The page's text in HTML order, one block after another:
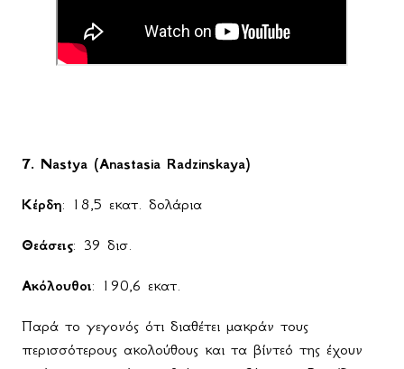
7. Nastya (Anastasia Radzinskaya)
Κέρδη: 18,5 εκατ. δολάρια
Θεάσεις: 39 δισ.
Ακόλουθοι: 190,6 εκατ.
Παρά το γεγονός ότι διαθέτει μακράν τους
περισσότερους ακολούθους και τα βίντεό της έχουν